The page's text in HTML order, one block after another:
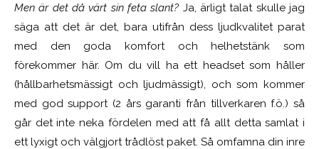
Men är det då värt sin feta slant? Ja, ärligt talat skulle jag
säga att det är det, bara utifrån dess ljudkvalitet parat
med den goda komfort och helhetstänk som
förekommer här. Om du vill ha ett headset som håller
(hållbarhetsmässigt och ljudmässigt), och som kommer
med god support (2 års garanti från tillverkaren f.ö.) så
går det inte neka fördelen med att få allt detta samlat i
ett lyxigt och välgjort trådlöst paket. Så omfamna din inre